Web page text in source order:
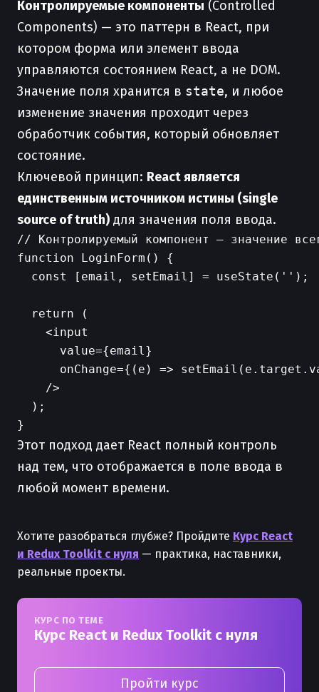
Контролируемые компоненты (Controlled
Components) — это паттерн в React, при
котором форма или элемент ввода
управляются состоянием React, а не DOM.
Значение поля хранится в state, и любое
изменение значения проходит через
обработчик события, который обновляет
состояние.
Ключевой принцип: React является
единственным источником истины (single
source of truth) для значения поля ввода.
// Контролируемый компонент — значение
function LoginForm() {
  const [email, setEmail] = useState('');
  return (
    <input
value={email}
onChange={(e) =>
    />
  );
Этот подход дает React полный контроль
над тем, что отображается в поле ввода в
любой момент времени.
Хотите разобраться глубже? Пройдите Курс React
и Redux Toolkit с нуля — практика, наставники,
реальные проекты.
КУРС ПО ТЕМЕ
Курс React и Redux Toolkit с нуля
Пройти курс